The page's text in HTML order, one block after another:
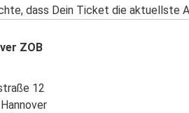
dass Dein Ticket die aktuellste
ZOB
12